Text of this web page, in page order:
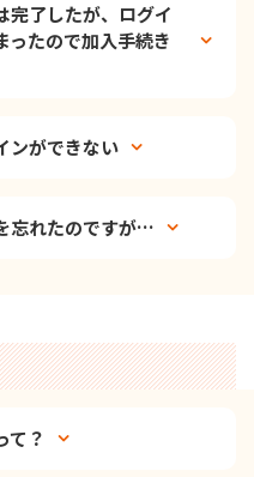
完了したが、ログイ
ったので加入手続き
ンができない
忘れたのですが…
て？